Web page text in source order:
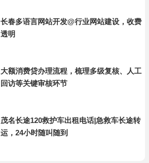
长春多语言网站开发@行业网站建设，收费
透明
大额消费贷办理流程，梳理多级复核、人工
回访等关键审核环节
茂名长途120救护车出租电话|急救车长途转
运，24小时随叫随到